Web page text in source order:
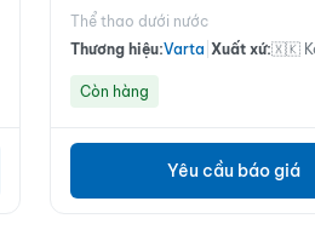
Thể thao dưới nước
Thương hiệu:Varta Xuất xứ:🇽🇰
Còn hàng
Yêu cầu báo giá